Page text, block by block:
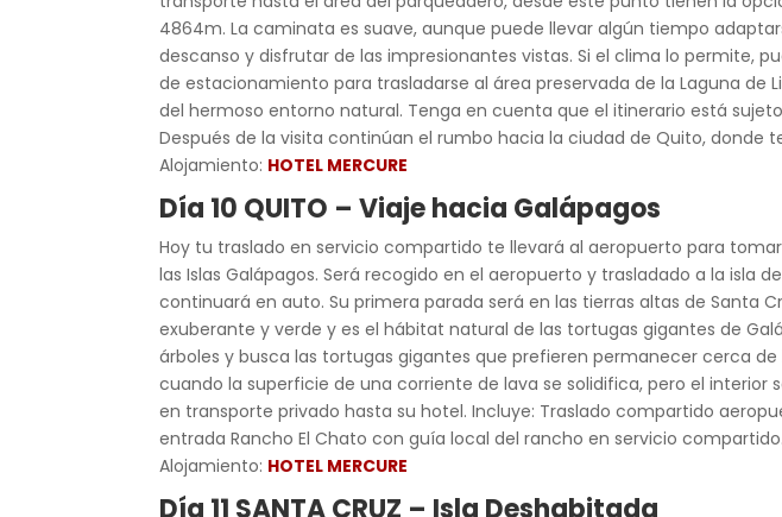
4864m. La caminata es suave, aunque puede llevar algún tiempo
descanso y disfrutar de las impresionantes vistas. Si el clima lo permite,
de estacionamiento para trasladarse al área preservada de la Laguna
del hermoso entorno natural. Tenga en cuenta que el itinerario está
Después de la visita continúan el rumbo hacia la ciudad de Quito,
Alojamiento: HOTEL MERCURE
Día 10 QUITO – Viaje hacia Galápagos
Hoy tu traslado en servicio compartido te llevará al aeropuerto para
las Islas Galápagos. Será recogido en el aeropuerto y trasladado a la isla
continuará en auto. Su primera parada será en las tierras altas de Santa
exuberante y verde y es el hábitat natural de las tortugas gigantes de
árboles y busca las tortugas gigantes que prefieren permanecer cerca
cuando la superficie de una corriente de lava se solidifica, pero el
en transporte privado hasta su hotel. Incluye: Traslado compartido
entrada Rancho El Chato con guía local del rancho en servicio compartido.
Alojamiento: HOTEL MERCURE
Día 11 SANTA CRUZ – Isla Deshabitada